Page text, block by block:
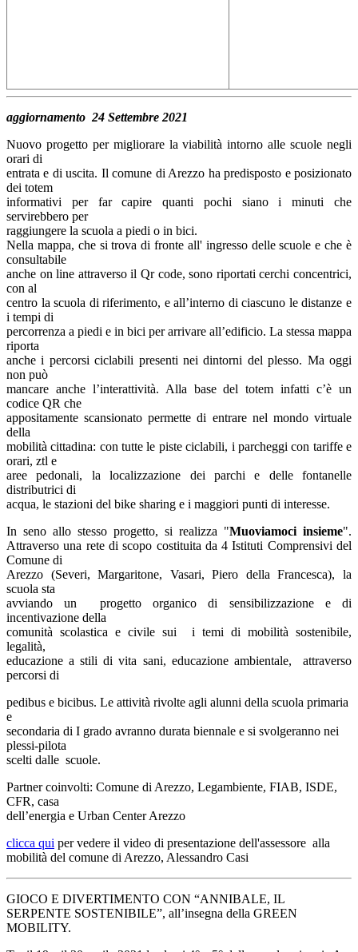
aggiornamento 24 Settembre 2021
Nuovo progetto per migliorare la viabilità intorno alle scuole negli
orari di
entrata e di uscita. Il comune di Arezzo ha predisposto e posizionato
dei totem
informativi per far capire quanti pochi siano i minuti che
servirebbero per
raggiungere la scuola a piedi o in bici.
Nella mappa, che si trova di fronte all' ingresso delle scuole e che è
consultabile
anche on line attraverso il Qr code, sono riportati cerchi concentrici,
con al
centro la scuola di riferimento, e all’interno di ciascuno le distanze e
i tempi di
percorrenza a piedi e in bici per arrivare all’edificio. La stessa mappa
riporta
anche i percorsi ciclabili presenti nei dintorni del plesso. Ma oggi
non può
mancare anche l’interattività. Alla base del totem infatti c’è un
codice QR che
appositamente scansionato permette di entrare nel mondo virtuale
della
mobilità cittadina: con tutte le piste ciclabili, i parcheggi con tariffe e
orari, ztl e
aree pedonali, la localizzazione dei parchi e delle fontanelle
distributrici di
acqua, le stazioni del bike sharing e i maggiori punti di interesse.
In seno allo stesso progetto, si realizza "Muoviamoci insieme".
Attraverso una rete di scopo costituita da 4 Istituti Comprensivi del
Comune di
Arezzo (Severi, Margaritone, Vasari, Piero della Francesca), la
scuola sta
avviando un progetto organico di sensibilizzazione e di
incentivazione della
comunità scolastica e civile sui i temi di mobilità sostenibile,
legalità,
educazione a stili di vita sani, educazione ambientale, attraverso
percorsi di
pedibus e bicibus. Le attività rivolte agli alunni della scuola primaria
e
secondaria di I grado avranno durata biennale e si svolgeranno nei
plessi-pilota
scelti dalle scuole.
Partner coinvolti: Comune di Arezzo, Legambiente, FIAB, ISDE,
CFR, casa
dell’energia e Urban Center Arezzo
clicca qui per vedere il video di presentazione dell'assessore alla
mobilità del comune di Arezzo, Alessandro Casi
GIOCO E DIVERTIMENTO CON “ANNIBALE, IL
SERPENTE SOSTENIBILE”, all’insegna della GREEN
MOBILITY.